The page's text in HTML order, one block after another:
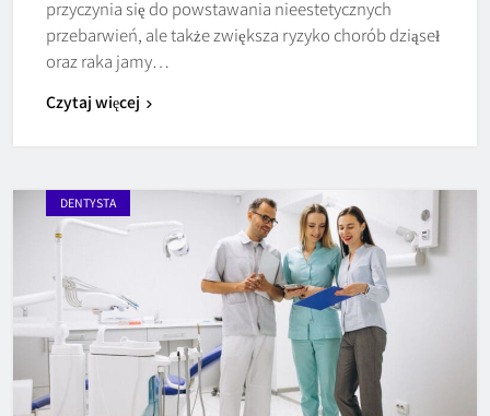
przyczynia się do powstawania nieestetycznych
przebarwień, ale także zwiększa ryzyko chorób dziąseł
oraz raka jamy…
Czytaj więcej
DENTYSTA